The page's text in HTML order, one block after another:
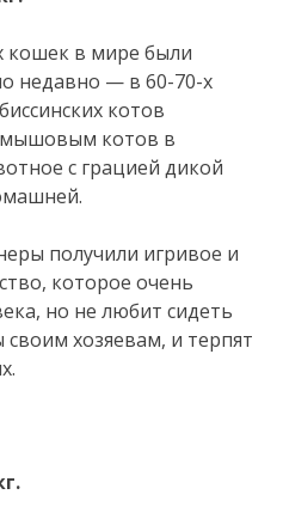
кошек в мире были
недавно — в 60-70-х
котов
котов в
с грацией дикой
получили игривое и
которое очень
но не любит сидеть
своим хозяевам, и терпят